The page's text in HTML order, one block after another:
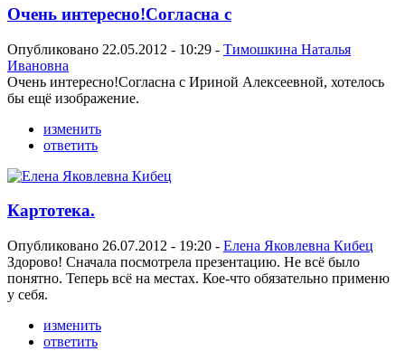
Очень интересно!Согласна с
Опубликовано 22.05.2012 - 10:29 - Тимошкина Наталья
Ивановна
Очень интересно!Согласна с Ириной Алексеевной, хотелось
бы ещё изображение.
изменить
ответить
Картотека.
Опубликовано 26.07.2012 - 19:20 - Елена Яковлевна Кибец
Здорово! Сначала посмотрела презентацию. Не всё было
понятно. Теперь всё на местах. Кое-что обязательно применю
у себя.
изменить
ответить